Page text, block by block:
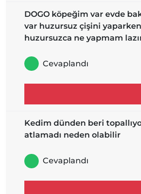
DOGO köpeğim var evde
var huzursuz çişini
huzursuzca ne yapmam
Cevaplandı
Kedim dünden beri
atlamadı neden olabilir
Cevaplandı